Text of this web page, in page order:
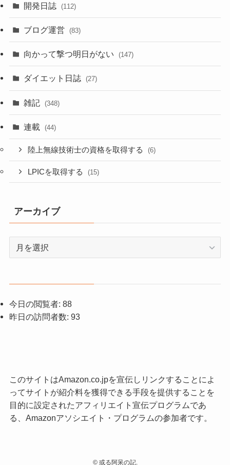
開発日誌 (112)
ブログ運営 (83)
向かって撃つ明日がない (147)
ダイエット日誌 (27)
雑記 (348)
連載 (44)
陸上無線技術士の資格を取得する (6)
LPICを取得する (15)
アーカイブ
今日の閲覧者: 88
昨日の訪問者数: 93
このサイトはAmazon.co.jpを宣伝しリンクすることによ
ってサイトが紹介料を獲得できる手段を提供することを
目的に設定されたアフィリエイト宣伝プログラムであ
る、Amazonアソシエイト・プログラムの参加者です。
©或る阿呆の記.